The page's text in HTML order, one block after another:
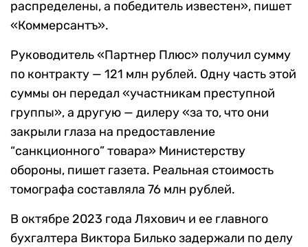
распределены, а победитель известен», пишет
«Коммерсантъ».
Руководитель «Партнер Плюс» получил сумму
по контракту — 121 млн рублей. Одну часть этой
суммы он передал «участникам преступной
группы», а другую — дилеру «за то, что они
закрыли глаза на предоставление
“санкционного” товара» Министерству
обороны, пишет газета. Реальная стоимость
томографа составляла 76 млн рублей.
В октябре 2023 года Ляхович и ее главного
бухгалтера Виктора Билько задержали по делу